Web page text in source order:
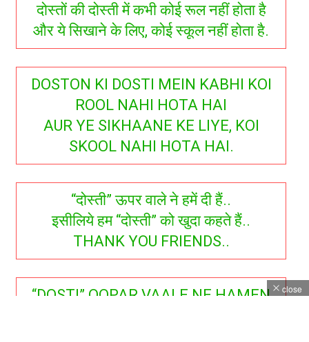
दोस्तों की दोस्ती में कभी कोई रूल नहीं होता है
और ये सिखाने के लिए, कोई स्कूल नहीं होता है.
DOSTON KI DOSTI MEIN KABHI KOI
ROOL NAHI HOTA HAI
AUR YE SIKHAANE KE LIYE, KOI
SKOOL NAHI HOTA HAI.
“दोस्ती” ऊपर वाले ने हमें दी हैं..
इसीलिये हम “दोस्ती” को खुदा कहते हैं..
THANK YOU FRIENDS..
“DOSTI” OOPAR VAALE NE HAMEN
close